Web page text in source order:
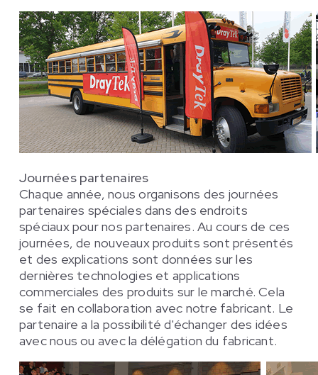
Journées partenaires
Chaque année, nous organisons des journées
partenaires spéciales dans des endroits
spéciaux pour nos partenaires. Au cours de ces
journées, de nouveaux produits sont présentés
et des explications sont données sur les
dernières technologies et applications
commerciales des produits sur le marché. Cela
se fait en collaboration avec notre fabricant. Le
partenaire a la possibilité d'échanger des idées
avec nous ou avec la délégation du fabricant.